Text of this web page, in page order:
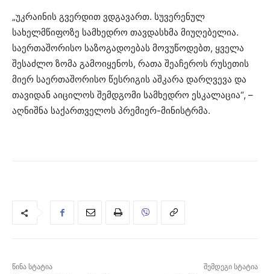
„უკრაინის გვერდით ვდგავართ. სუვერენულ
სახელმწიფოზე სამხედრო თავდასხმა მიუღებელია.
საერთაშორისო საზოგადოებას მოვუწოდებთ, ყველა
შესაძლო ზომა გამოიყენოს, რათა შეაჩეროს რუსეთის
მიერ საერთაშორისო წესრიგის აშკარა დარღვევა და
თავიდან აიცილოს შემდგომი სამხედრო ესკალაცია“, –
აღნიშნა საქართველოს პრემიერ-მინისტრმა.
წინა სტატია შემდეგი სტატია